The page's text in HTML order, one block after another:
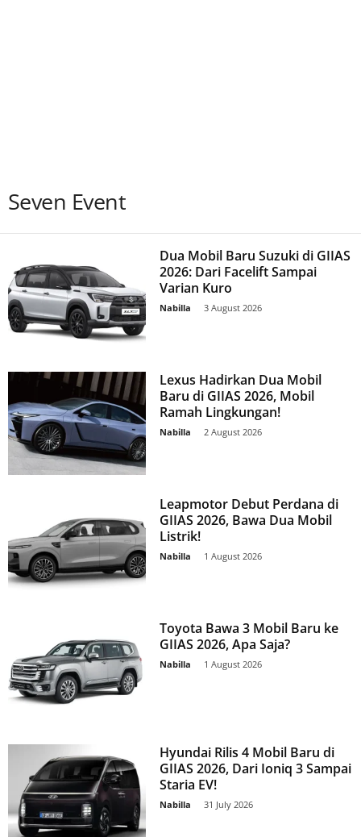
Seven Event
Dua Mobil Baru Suzuki di GIIAS
2026: Dari Facelift Sampai
Varian Kuro
Nabilla 3 August 2026
Lexus Hadirkan Dua Mobil
Baru di GIIAS 2026, Mobil
Ramah Lingkungan!
Nabilla 2 August 2026
Leapmotor Debut Perdana di
GIIAS 2026, Bawa Dua Mobil
Listrik!
Nabilla 1 August 2026
Toyota Bawa 3 Mobil Baru ke
GIIAS 2026, Apa Saja?
Nabilla 1 August 2026
Hyundai Rilis 4 Mobil Baru di
GIIAS 2026, Dari Ioniq 3 Sampai
Staria EV!
Nabilla 31 July 2026